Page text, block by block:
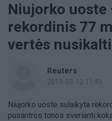
Niujorko uoste
rekordinis 77
vertės
Reuters
2019-03-12 11:45
Niujorko uoste sulaikyta
pusantros tonos sverianti